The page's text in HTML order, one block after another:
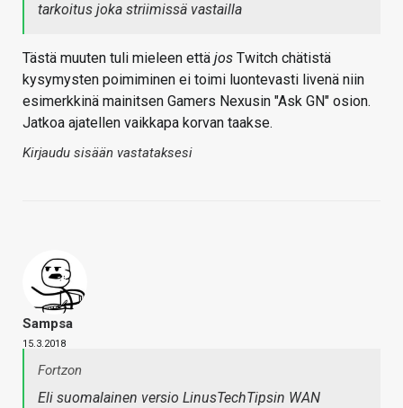
tarkoitus joka striimissä vastailla
Tästä muuten tuli mieleen että jos Twitch chätistä
kysymysten poimiminen ei toimi luontevasti livenä niin
esimerkkinä mainitsen Gamers Nexusin "Ask GN" osion.
Jatkoa ajatellen vaikkapa korvan taakse.
Kirjaudu sisään vastataksesi
Sampsa
15.3.2018
Fortzon
Eli suomalainen versio LinusTechTipsin WAN